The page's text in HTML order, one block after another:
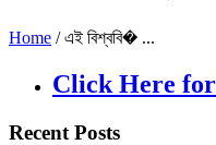
Home /এই বিশ্ববি� ...
Click Here
Recent Posts